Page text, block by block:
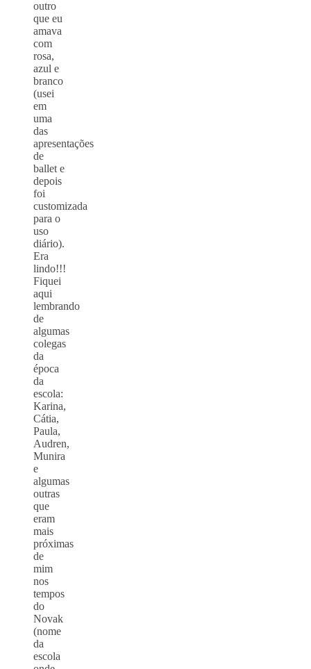
outro
que eu
amava
com
rosa,
azul e
branco
(usei
em
uma
das
apresentações
de
ballet e
depois
foi
customizada
para o
uso
diário).
Era
lindo!!!
Fiquei
aqui
lembrando
de
algumas
colegas
da
época
da
escola:
Karina,
Cátia,
Paula,
Audren,
Munira
e
algumas
outras
que
eram
mais
próximas
de
mim
nos
tempos
do
Novak
(nome
da
escola